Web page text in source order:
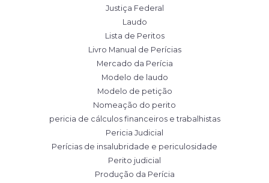
Justiça Federal
Laudo
Lista de Peritos
Livro Manual de Perícias
Mercado da Perícia
Modelo de laudo
Modelo de petição
Nomeação do perito
pericia de cálculos financeiros e trabalhistas
Pericia Judicial
Perícias de insalubridade e periculosidade
Perito judicial
Produção da Perícia